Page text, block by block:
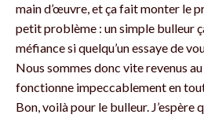
main d’œuvre, et ça fait monter le
petit problème : un simple bulleur
méfiance si quelqu’un essaye de
Nous sommes donc vite revenus
fonctionne impeccablement en
Bon, voilà pour le bulleur. J’espère